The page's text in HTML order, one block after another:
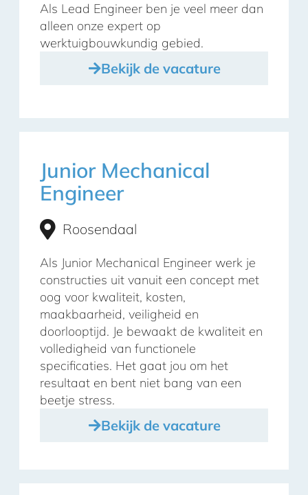
Als Lead Engineer ben je veel meer dan
alleen onze expert op
werktuigbouwkundig gebied.
Bekijk de vacature
Junior Mechanical
Engineer
Roosendaal
Als Junior Mechanical Engineer werk je
constructies uit vanuit een concept met
oog voor kwaliteit, kosten,
maakbaarheid, veiligheid en
doorlooptijd. Je bewaakt de kwaliteit en
volledigheid van functionele
specificaties. Het gaat jou om het
resultaat en bent niet bang van een
beetje stress.
Bekijk de vacature